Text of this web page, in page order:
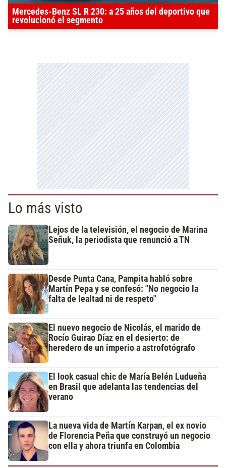
Mercedes-Benz SL R 230: a 25 años del deportivo que
revolucionó el segmento
Lo más visto
Lejos de la televisión, el negocio de Marina
Señuk, la periodista que renunció a TN
Desde Punta Cana, Pampita habló sobre
Martín Pepa y se confesó: "No negocio la
falta de lealtad ni de respeto"
El nuevo negocio de Nicolás, el marido de
Rocío Guirao Díaz en el desierto: de
heredero de un imperio a astrofotógrafo
El look casual chic de María Belén Ludueña
en Brasil que adelanta las tendencias del
verano
La nueva vida de Martín Karpan, el ex novio
de Florencia Peña que construyó un negocio
con ella y ahora triunfa en Colombia